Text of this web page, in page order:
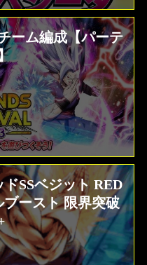
ブースト 限界突破